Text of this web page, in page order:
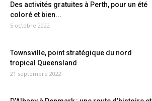
Des activités gratuites à Perth, pour un été
coloré et bien...
5 octobre 2022
Townsville, point stratégique du nord
tropical Queensland
21 septembre 2022